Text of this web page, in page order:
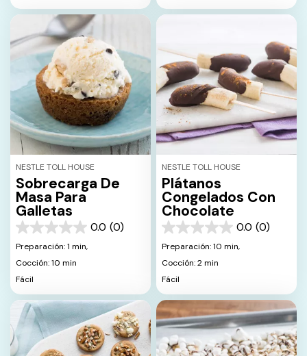
NESTLE TOLL HOUSE
Sobrecarga De
Masa Para
Galletas
0.0 (0)
0.0
de
estrellas.
Preparación: 1 min,
Cocción: 10 min
Fácil
NESTLE TOLL HOUSE
Plátanos
Congelados Con
Chocolate
0.0 (0)
0.0
de
estrellas.
Preparación: 10 min,
Cocción: 2 min
Fácil